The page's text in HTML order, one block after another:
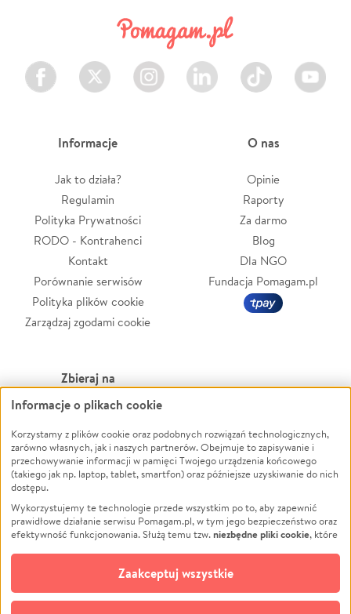
Facebook Twitter Instagram LinkedIn TikTok Youtube
Informacje
Jak to działa?
Regulamin
Polityka Prywatności
RODO - Kontrahenci
Kontakt
Porównanie serwisów
Polityka plików cookie
Zarządzaj zgodami cookie
O nas
Opinie
Raporty
Za darmo
Blog
Dla NGO
Fundacja Pomagam.pl
Zbieraj na
Leczenie
Zwierzęta
Pożar
Ukraina
Pomoc Finansowa
Projekty
Pogrzeb
Społeczność lokalna
Kultura
Powódź
Wichura
NGO
Edukacja
Podróż
Impreza
Ochrona środowiska
Biznes
Informacje o plikach cookie
Korzystamy z plików cookie oraz podobnych rozwiązań technologicznych,
zarówno własnych, jak i naszych partnerów. Obejmuje to zapisywanie i
przechowywanie informacji w pamięci Twojego urządzenia końcowego
(takiego jak np. laptop, tablet, smartfon) oraz późniejsze uzyskiwanie do nich
dostępu.
Wykorzystujemy te technologie przede wszystkim po to, aby zapewnić
prawidłowe działanie serwisu Pomagam.pl, w tym jego bezpieczeństwo oraz
efektywność funkcjonowania. Służą temu tzw.niezbędne pliki cookie, które
opcjonalnych plików cookie
technologii do celów analitycznych i retargetingowych. Możesz wyrazić
zgodę na ich stosowanie lub jej odmówić. W dowolnym momencie masz
możliwość zmiany swoich preferencji na stronie „Zarządzaj zgodami cookie”,
Zaakceptuj wszystkie